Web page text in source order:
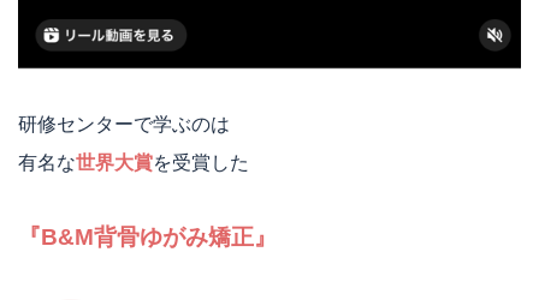
研修センターで学ぶのは
有名な世界大賞を受賞した
『B&M背骨ゆがみ矯正』